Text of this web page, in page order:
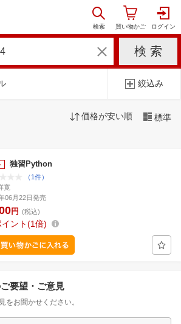
絞込み
価格が安い順 標準
独習Python
（1件）
寛
06月22日発売
円 (税込)
イント 1倍
要望・ご意見
をお聞かせください。